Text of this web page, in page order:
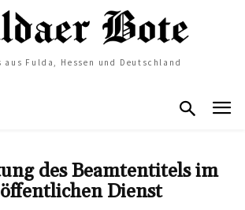
aus Fulda, Hessen und Deutschland
des Beamtentitels im
Dienst